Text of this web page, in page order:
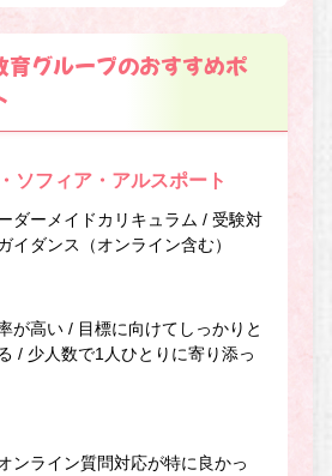
育グループのおすすめポ
ソフィア・アルスポート
ダーメイドカリキュラム / 受験対
イダンス（オンライン含む）
が高い / 目標に向けてしっかりと
/ 少人数で1人ひとりに寄り添っ
ンライン質問対応が特に良かっ